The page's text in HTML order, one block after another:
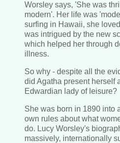
Worsley says, 'She was
modern'. Her life was
surfing in Hawaii, she
was intrigued by the new
which helped her through
illness.
So why - despite all the
did Agatha present herself
Edwardian lady of leisure?
She was born in 1890 into
own rules about what
do. Lucy Worsley's
massively, internationally